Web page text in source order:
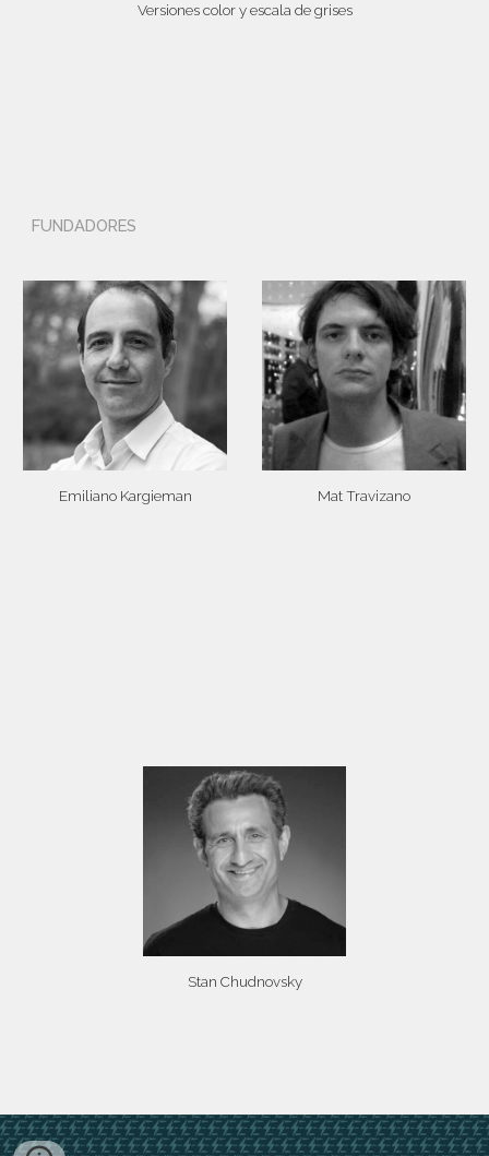
Versiones color y escala de grises
FUNDADORES
Emiliano Kargieman Mat Travizano
Stan Chudnovsky